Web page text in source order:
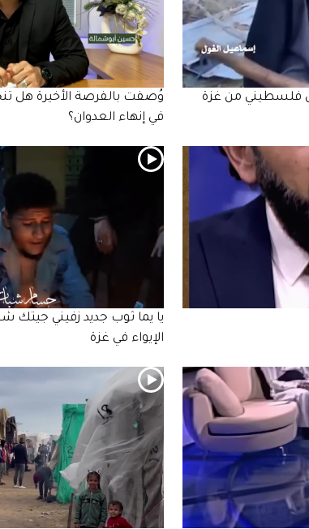
فلسطيني من غزة
وُصفت بالفرصة الأخيرة هل
في إنهاء العدوان؟
يا يما ثوب جديد زفيني جيتك
الإيواء في غزة